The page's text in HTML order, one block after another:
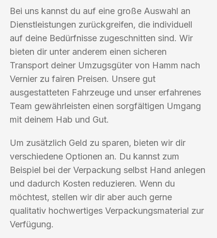
Bei uns kannst du auf eine große Auswahl an
Dienstleistungen zurückgreifen, die individuell
auf deine Bedürfnisse zugeschnitten sind. Wir
bieten dir unter anderem einen sicheren
Transport deiner Umzugsgüter von Hamm nach
Vernier zu fairen Preisen. Unsere gut
ausgestatteten Fahrzeuge und unser erfahrenes
Team gewährleisten einen sorgfältigen Umgang
mit deinem Hab und Gut.
Um zusätzlich Geld zu sparen, bieten wir dir
verschiedene Optionen an. Du kannst zum
Beispiel bei der Verpackung selbst Hand anlegen
und dadurch Kosten reduzieren. Wenn du
möchtest, stellen wir dir aber auch gerne
qualitativ hochwertiges Verpackungsmaterial zur
Verfügung.